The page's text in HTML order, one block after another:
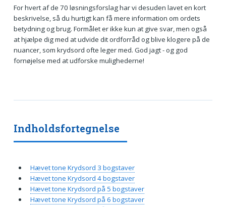
For hvert af de 70 løsningsforslag har vi desuden lavet en kort
beskrivelse, så du hurtigt kan få mere information om ordets
betydning og brug. Formålet er ikke kun at give svar, men også
at hjælpe dig med at udvide dit ordforråd og blive klogere på de
nuancer, som krydsord ofte leger med. God jagt - og god
fornøjelse med at udforske mulighederne!
Indholdsfortegnelse
Hævet tone Krydsord 3 bogstaver
Hævet tone Krydsord 4 bogstaver
Hævet tone Krydsord på 5 bogstaver
Hævet tone Krydsord på 6 bogstaver